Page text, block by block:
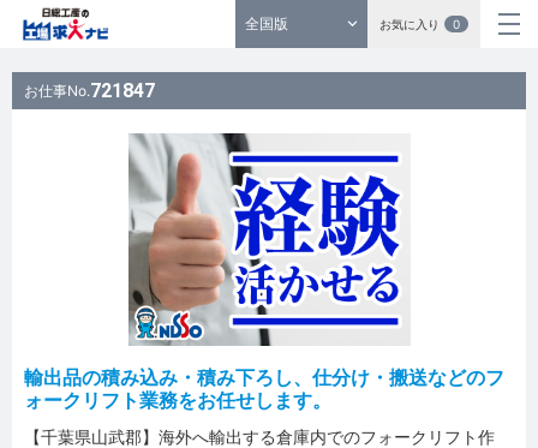
全国版 お気に入り 0
お仕事No.721847
輸出品の積み込み・積み下ろし、仕分け・搬送などのフ
ォークリフト業務をお任せします。
【千葉県山武郡】海外へ輸出する倉庫内でのフォークリフト作